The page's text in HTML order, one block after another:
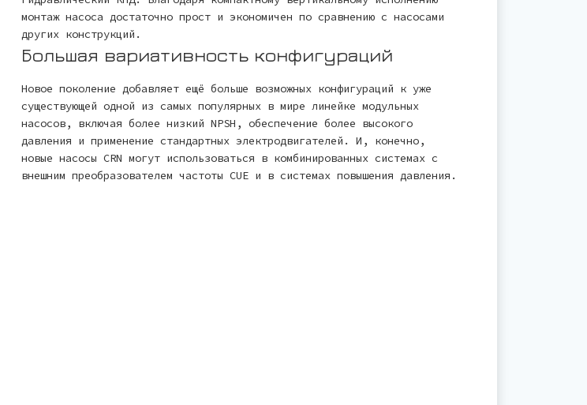
монтаж насоса достаточно прост и экономичен по сравнению с насосами
других конструкций.
Большая вариативность конфигураций
Новое поколение добавляет ещё больше возможных конфигураций к уже
существующей одной из самых популярных в мире линейке модульных
насосов, включая более низкий NPSH, обеспечение более высокого
давления и применение стандартных электродвигателей. И, конечно,
новые насосы CRN могут использоваться в комбинированных системах с
внешним преобразователем частоты CUE и в системах повышения давления.